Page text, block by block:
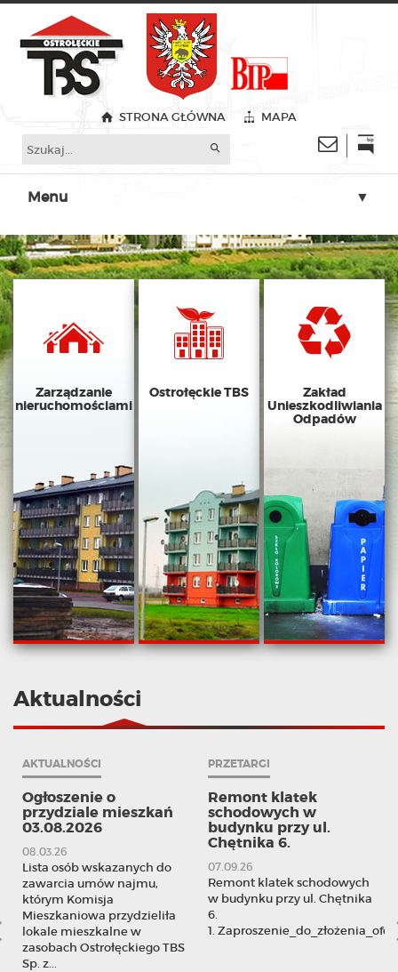
STRONA GŁÓWNA MAPA
Menu ▼
▼
▼
Zarządzanie
nieruchomościami
Ostrołęckie TBS
Zakład
Unieszkodliwiania
Odpadów
Aktualności
AKTUALNOŚCI
Ogłoszenie o
przydziale mieszkań
03.08.2026
08.03.26
Lista osób wskazanych do
zawarcia umów najmu,
którym Komisja
Mieszkaniowa przydzieliła
lokale mieszkalne w
zasobach Ostrołęckiego TBS
Sp. z...
PRZETARGI
Remont klatek
schodowych w
budynku przy ul.
Chętnika 6.
07.09.26
Remont klatek schodowych
w budynku przy ul. Chętnika
6.
1.